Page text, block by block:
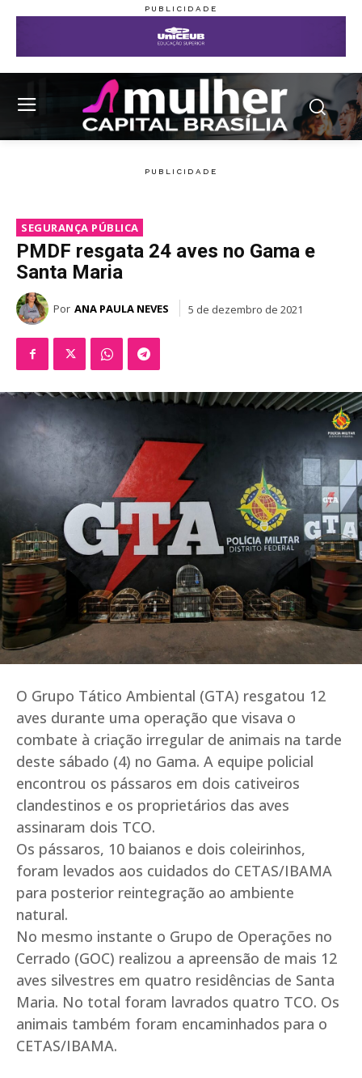
SEGURANÇA PÚBLICA
PMDF resgata 24 aves no Gama e
Santa Maria
Por ANA PAULA NEVES 5 de dezembro de 2021
O Grupo Tático Ambiental (GTA) resgatou 12
aves durante uma operação que visava o
combate à criação irregular de animais na tarde
deste sábado (4) no Gama. A equipe policial
encontrou os pássaros em dois cativeiros
clandestinos e os proprietários das aves
assinaram dois TCO.
Os pássaros, 10 baianos e dois coleirinhos,
foram levados aos cuidados do CETAS/IBAMA
para posterior reintegração ao ambiente
natural.
No mesmo instante o Grupo de Operações no
Cerrado (GOC) realizou a apreensão de mais 12
aves silvestres em quatro residências de Santa
Maria. No total foram lavrados quatro TCO. Os
animais também foram encaminhados para o
CETAS/IBAMA.